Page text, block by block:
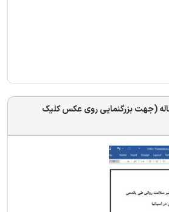
(جهت بزرگنمایی روی عکس کلیک